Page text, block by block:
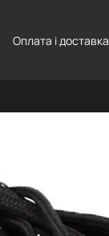
Оплата і доставка